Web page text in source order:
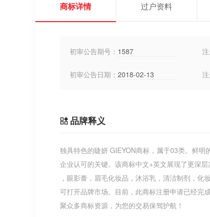
商标详情 过户资料
初审公告期号： 1587
初审公告日期： 2018-02-13
品牌释义
独具特色的睫妍 GIEYON商标，属于03类。鲜
企业认可的关键。该商标中文+英文展现了更深
，眼影膏，眉毛化妆品，沐浴乳，清洁制剂，
可打开品牌市场。目前，此商标注册申请已经完
聚众多商标资源，为您的交易保驾护航！